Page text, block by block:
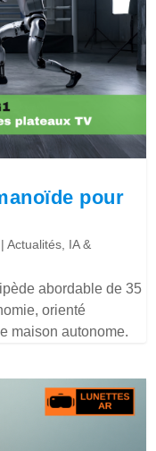
pour
|Actualités, IA &
abordable de 35
orienté
maison autonome.